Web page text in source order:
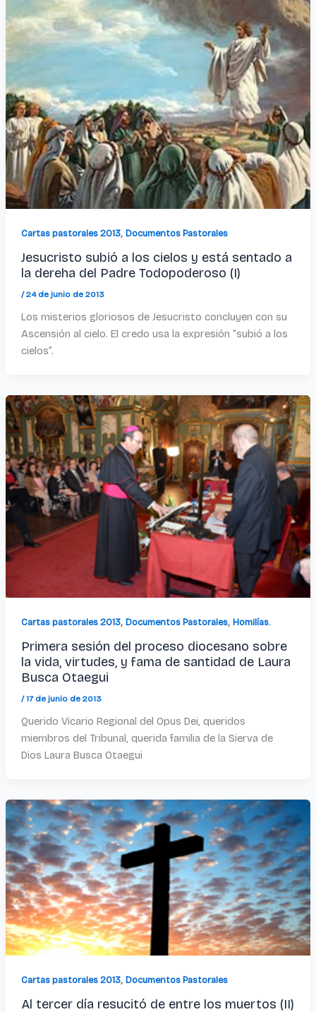
Cartas pastorales 2013, Documentos Pastorales
Jesucristo subió a los cielos y está sentado a
la dereha del Padre Todopoderoso (I)
/24 de junio de 2013
Los misterios gloriosos de Jesucristo concluyen con su
Ascensión al cielo. El credo usa la expresión “subió a los
cielos”.
Cartas pastorales 2013, Documentos Pastorales, Homilías.
Primera sesión del proceso diocesano sobre
la vida, virtudes, y fama de santidad de Laura
Busca Otaegui
/17 de junio de 2013
Querido Vicario Regional del Opus Dei, queridos
miembros del Tribunal, querida familia de la Sierva de
Dios Laura Busca Otaegui
Cartas pastorales 2013, Documentos Pastorales
Al tercer día resucitó de entre los muertos (II)